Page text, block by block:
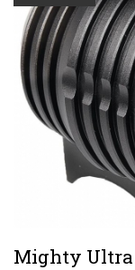
Mighty Ultra